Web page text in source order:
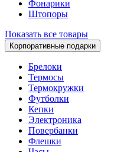
Фонарики
Штопоры
Показать все товары
Корпоративные подарки
Брелоки
Термосы
Термокружки
Футболки
Кепки
Электроника
Повербанки
Флешки